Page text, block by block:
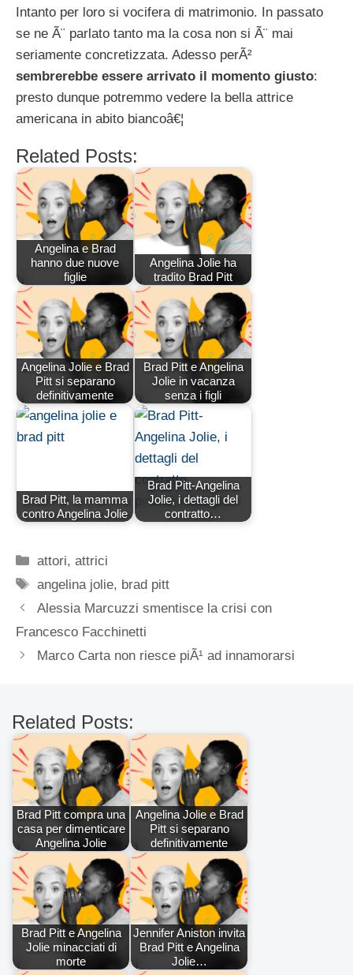
Intanto per loro si vocifera di matrimonio. In passato
se ne Ã¨ parlato tanto ma la cosa non si Ã¨ mai
seriamente concretizzata. Adesso perÃ²
sembrerebbe essere arrivato il momento giusto:
presto dunque potremmo vedere la bella attrice
americana in abito biancoâ€¦
Related Posts:
Angelina e Brad
hanno due nuove
figlie
Angelina Jolie ha
tradito Brad Pitt
Angelina Jolie e Brad
Pitt si separano
definitivamente
Brad Pitt e Angelina
Jolie in vacanza
senza i figli
Brad Pitt, la mamma
contro Angelina Jolie
Brad Pitt-Angelina
Jolie, i dettagli del
contratto…
Categorie
attori,attrici
Tag
angelina jolie, brad pitt
Alessia Marcuzzi smentisce la crisi con
Francesco Facchinetti
Marco Carta non riesce piÃ¹ ad innamorarsi
Related Posts:
Brad Pitt compra una
casa per dimenticare
Angelina Jolie
Angelina Jolie e Brad
Pitt si separano
definitivamente
Brad Pitt e Angelina
Jolie minacciati di
morte
Jennifer Aniston invita
Brad Pitt e Angelina
Jolie…